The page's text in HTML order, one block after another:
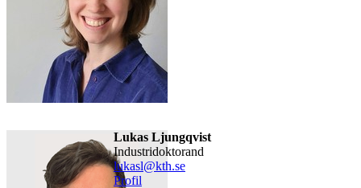
Lukas Ljungqvist
industridoktorand
lukasl@kth.se
Profil